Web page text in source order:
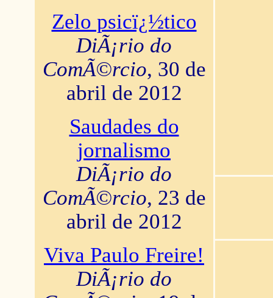
Zelo psicï¿½tico
DiÃ¡rio do
ComÃ©rcio, 30 de
abril de 2012
Saudades do
jornalismo
DiÃ¡rio do
ComÃ©rcio, 23 de
abril de 2012
Viva Paulo Freire!
DiÃ¡rio do